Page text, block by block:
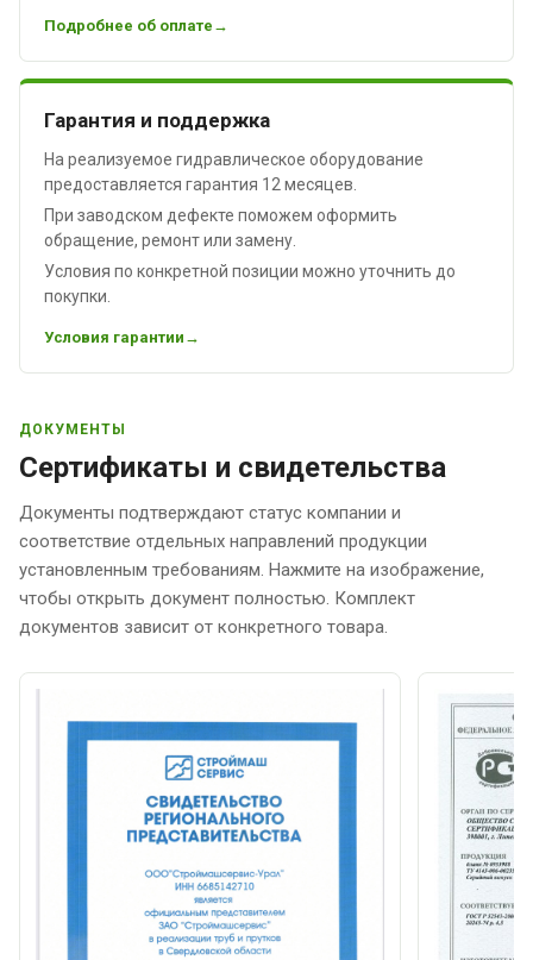
Подробнее об оплате
Гарантия и поддержка
На реализуемое гидравлическое оборудование
предоставляется гарантия 12 месяцев.
При заводском дефекте поможем оформить
обращение, ремонт или замену.
Условия по конкретной позиции можно уточнить до
покупки.
Условия гарантии
ДОКУМЕНТЫ
Сертификаты и свидетельства
Документы подтверждают статус компании и
соответствие отдельных направлений продукции
установленным требованиям. Нажмите на изображение,
чтобы открыть документ полностью. Комплект
документов зависит от конкретного товара.